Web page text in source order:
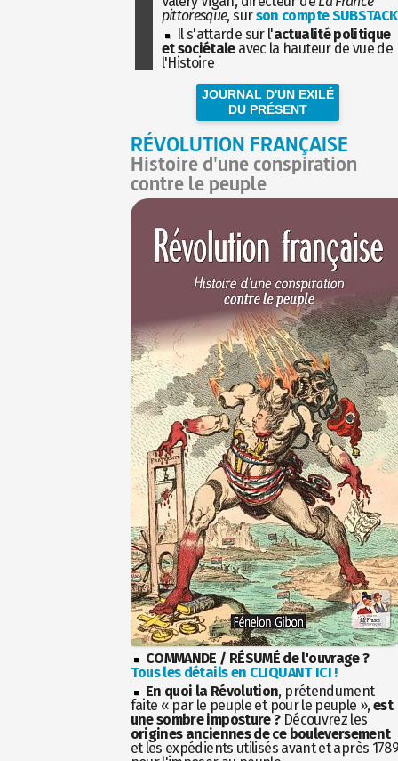
pittoresque, surson compte SUBSTACK
Il s'attarde sur l'actualité politique
et sociétaleavec la hauteur de vue de
l'Histoire
JOURNAL D'UN EXILÉ
DU PRÉSENT
RÉVOLUTION FRANÇAISE
Histoire d'une conspiration
contre le peuple
COMMANDE / RÉSUMÉ de l'ouvrage ?
Tous les détails en CLIQUANT ICI !
En quoi la Révolution, prétendument
faite « par le peuple et pour le peuple », est
une sombre imposture ?Découvrez les
origines anciennes de ce bouleversement
et les expédients utilisés avant et après